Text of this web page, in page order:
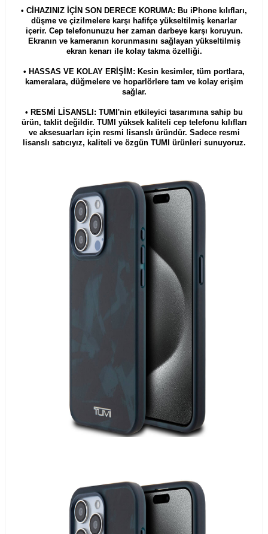
• CİHAZINIZ İÇİN SON DERECE KORUMA: Bu iPhone kılıfları,
düşme ve çizilmelere karşı hafifçe yükseltilmiş kenarlar
içerir. Cep telefonunuzu her zaman darbeye karşı koruyun.
Ekranın ve kameranın korunmasını sağlayan yükseltilmiş
ekran kenarı ile kolay takma özelliği.
• HASSAS VE KOLAY ERİŞİM: Kesin kesimler, tüm portlara,
kameralara, düğmelere ve hoparlörlere tam ve kolay erişim
sağlar.
• RESMİ LİSANSLI: TUMI'nin etkileyici tasarımına sahip bu
ürün, taklit değildir. TUMI yüksek kaliteli cep telefonu kılıfları
ve aksesuarları için resmi lisanslı üründür. Sadece resmi
lisanslı satıcıyız, kaliteli ve özgün TUMI ürünleri sunuyoruz.